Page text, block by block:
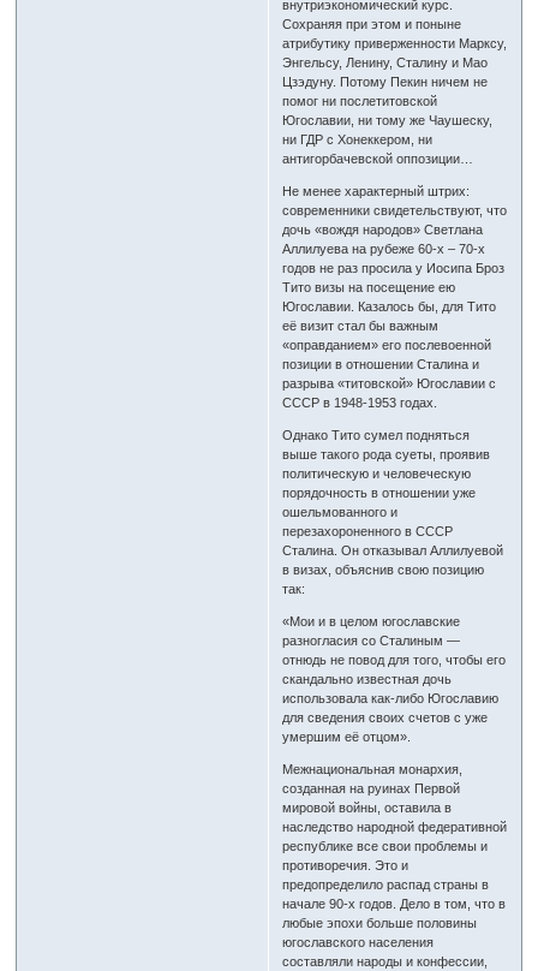
внутриэкономический курс.
Сохраняя при этом и поныне
атрибутику приверженности Марксу,
Энгельсу, Ленину, Сталину и Мао
Цзэдуну. Потому Пекин ничем не
помог ни послетитовской
Югославии, ни тому же Чаушеску,
ни ГДР с Хонеккером, ни
антигорбачевской оппозиции…
Не менее характерный штрих:
современники свидетельствуют, что
дочь «вождя народов» Светлана
Аллилуева на рубеже 60-х – 70-х
годов не раз просила у Иосипа Броз
Тито визы на посещение ею
Югославии. Казалось бы, для Тито
её визит стал бы важным
«оправданием» его послевоенной
позиции в отношении Сталина и
разрыва «титовской» Югославии с
СССР в 1948-1953 годах.
Однако Тито сумел подняться
выше такого рода суеты, проявив
политическую и человеческую
порядочность в отношении уже
ошельмованного и
перезахороненного в СССР
Сталина. Он отказывал Аллилуевой
в визах, объяснив свою позицию
так:
«Мои и в целом югославские
разногласия со Сталиным —
отнюдь не повод для того, чтобы его
скандально известная дочь
использовала как-либо Югославию
для сведения своих счетов с уже
умершим её отцом».
Межнациональная монархия,
созданная на руинах Первой
мировой войны, оставила в
наследство народной федеративной
республике все свои проблемы и
противоречия. Это и
предопределило распад страны в
начале 90-х годов. Дело в том, что в
любые эпохи больше половины
югославского населения
составляли народы и конфессии,